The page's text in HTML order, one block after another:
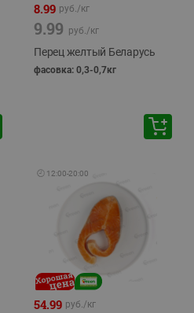
8.99 руб./кг
9.99 руб./кг
Перец желтый Беларусь
фасовка: 0,3-0,7кг
🕘 12:00-20:00
54.99 руб./кг